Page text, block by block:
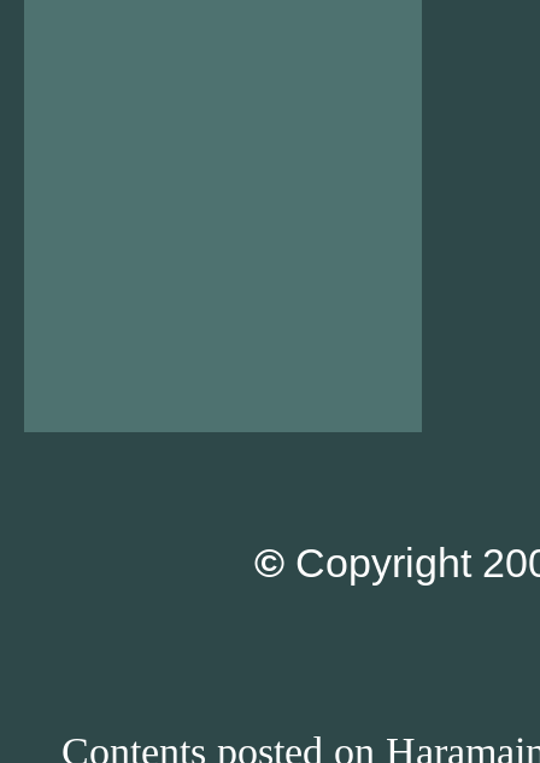
© Copyright
Contents posted on